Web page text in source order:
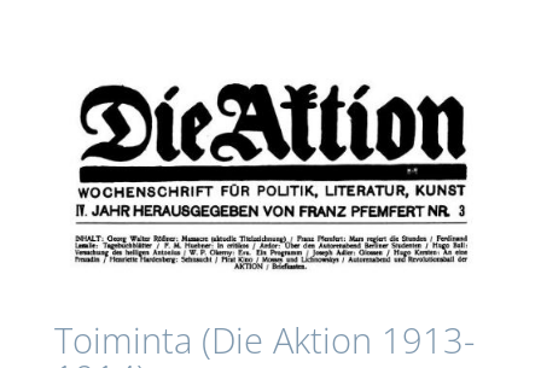
Toiminta (Die Aktion 1913-